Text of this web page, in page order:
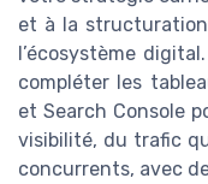
et à la
l’écosystème
compléter les
et Search Console
visibilité, du trafic
concurrents, avec